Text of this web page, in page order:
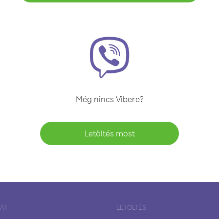
Még nincs Vibere?
Letöltés most
LETÖLTÉS